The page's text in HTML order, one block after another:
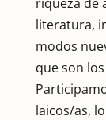
literatura,
modos
que son
laicos/as,